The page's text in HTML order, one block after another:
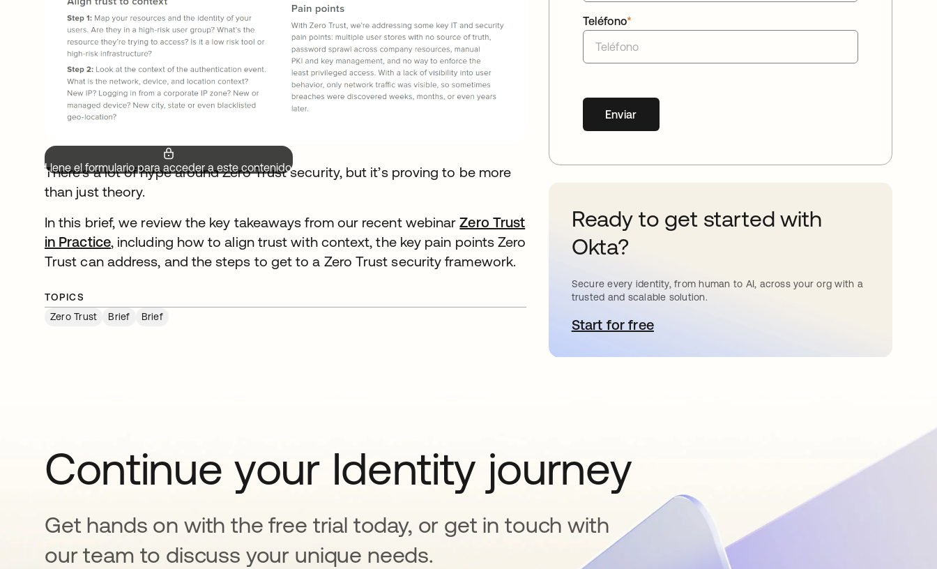
Llene el formulario para acceder a este contenido.
There’s a lot of hype around Zero Trust security, but it’s proving to be more
than just theory.
In this brief, we review the key takeaways from our recent webinarZero Trust
in Practice, including how to align trust with context, the key pain points Zero
Trust can address, and the steps to get to a Zero Trust security framework.
TOPICS
Zero Trust
Brief Brief
*
Teléfono
Enviar
Ready to get started with
Okta?
Secure every identity, from human to AI, across your org with a
trusted and scalable solution.
Start for freese abre en una pestaña nueva
Continue your Identity journey
Get hands on with the free trial today, or get in touch with
our team to discuss your unique needs.